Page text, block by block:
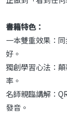
書籍特色：
一本雙重效果：
好。
獨創學習心法：
率。
名師親臨講解：
發音。